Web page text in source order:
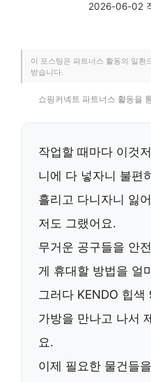
2026-06-02
이 포스팅은 파트너스 활동의 일환
받습니다.
쇼핑커넥트 파트너스 활동을
작업할 때마다 이것
니에 다 넣자니 불편
흘리고 다니자니 잃
저도 그랬어요.
무거운 공구들을 안
게 휴대할 방법을 얼
그러다 KENDO 힙
가방을 만나고 나서
요.
이제 필요한 물건들